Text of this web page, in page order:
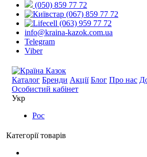
(050) 859 77 72
(067) 859 77 72
(063) 959 77 72
info@kraina-kazok.com.ua
Telegram
Viber
Каталог Бренди Акції Блог Про нас
Особистий кабінет
Укр
Рос
Категорії товарів